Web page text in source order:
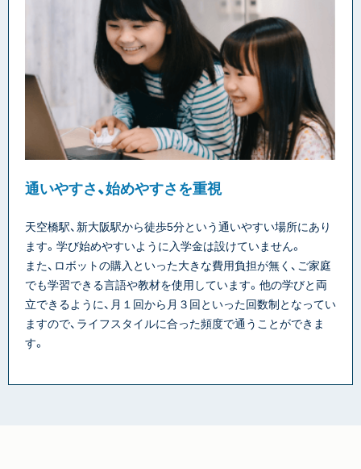
通いやすさ、始めやすさを重視
天空橋駅、新大阪駅から徒歩5分という通いやすい場所にあり
ます。学び始めやすいように入学金は設けていません。
また、ロボットの購入といった大きな費用負担が無く、ご家庭
でも学習できる言語や教材を使用しています。他の学びと両
立できるように、月１回から月３回といった回数制となってい
ますので、ライフスタイルに合った頻度で通うことができま
す。